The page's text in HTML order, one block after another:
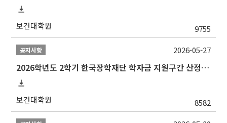
보건대학원 9755
공지사항
2026학년도 2학기 한국장학재단 학자금 지원구간 산정 신청 안내
보건대학원 8582
2026-05-27